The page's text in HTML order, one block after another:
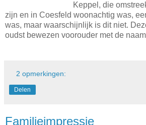
Keppel, die
zijn en in Coesfeld woonachtig was,
was, maar waarschijnlijk is dit niet.
oudst bewezen voorouder met de
2 opmerkingen:
Delen
Familieimpressie